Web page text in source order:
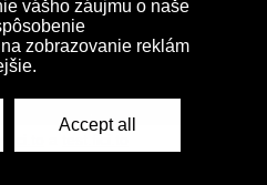
test.fici.to